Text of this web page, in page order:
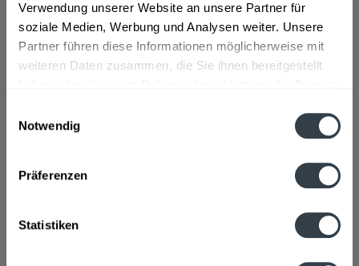
Verwendung unserer Website an unsere Partner für
soziale Medien, Werbung und Analysen weiter. Unsere
Partner führen diese Informationen möglicherweise mit
weiteren Daten zusammen, die Sie ihnen bereitgestellt
Notwendig
Präferenzen
Statistiken
Lebensmittelunternehmer
König Ludwig GmbH & Co. KG Schloßbrauerei Kaltenberg,
Industriestraße 5, 83607 Holzkirchen mehr
5,1% volmehr
Ähnliche Artikel
Kunden kauften auch